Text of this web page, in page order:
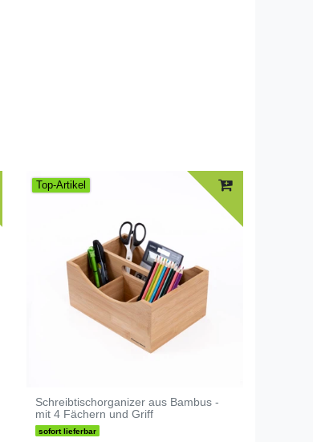
Top-Artikel
Schreibtischorganizer aus Bambus -
mit 4 Fächern und Griff
sofort lieferbar